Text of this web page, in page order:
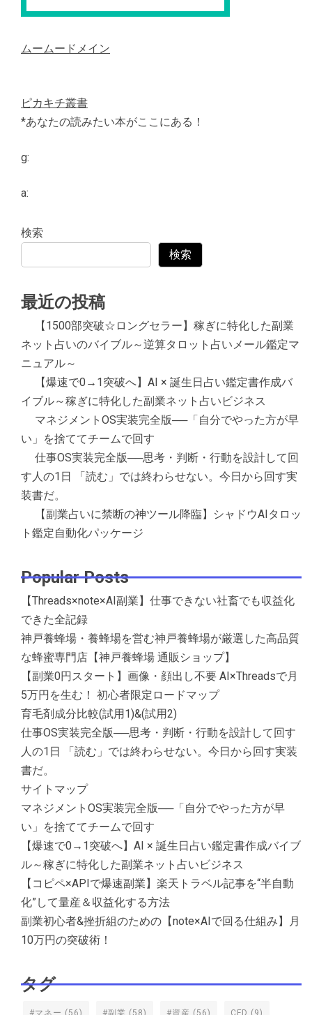
ムームードメイン
ピカキチ叢書
*あなたの読みたい本がここにある！
g:
a:
検索
検索
最近の投稿
【1500部突破☆ロングセラー】稼ぎに特化した副業
ネット占いのバイブル～逆算タロット占いメール鑑定マ
ニュアル～
【爆速で0→1突破へ】AI × 誕生日占い鑑定書作成バ
イブル～稼ぎに特化した副業ネット占いビジネス
マネジメントOS実装完全版──「自分でやった方が早
い」を捨ててチームで回す
仕事OS実装完全版──思考・判断・行動を設計して回
す人の1日 「読む」では終わらせない。今日から回す実
装書だ。
【副業占いに禁断の神ツール降臨】シャドウAIタロッ
ト鑑定自動化パッケージ
Popular Posts
【Threads×note×AI副業】仕事できない社畜でも収益化
できた全記録
神戸養蜂場・養蜂場を営む神戸養蜂場が厳選した高品質
な蜂蜜専門店【神戸養蜂場 通販ショップ】
【副業0円スタート】画像・顔出し不要 AI×Threadsで月
5万円を生む！ 初心者限定ロードマップ
育毛剤成分比較(試用1)&(試用2)
仕事OS実装完全版──思考・判断・行動を設計して回す
人の1日 「読む」では終わらせない。今日から回す実装
書だ。
サイトマップ
マネジメントOS実装完全版──「自分でやった方が早
い」を捨ててチームで回す
【爆速で0→1突破へ】AI × 誕生日占い鑑定書作成バイブ
ル～稼ぎに特化した副業ネット占いビジネス
【コピペ×APIで爆速副業】楽天トラベル記事を“半自動
化”して量産＆収益化する方法
副業初心者&挫折組のための【note×AIで回る仕組み】月
10万円の突破術！
タグ
#マネー (56) #副業 (58) #資産 (56) CFD (9)